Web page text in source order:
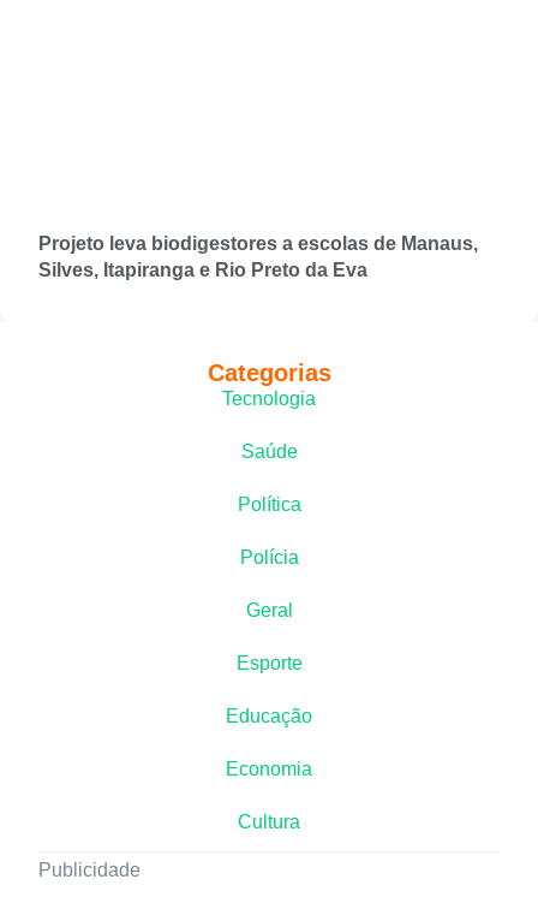
Projeto leva biodigestores a escolas de Manaus,
Silves, Itapiranga e Rio Preto da Eva
Categorias
Tecnologia
Saúde
Política
Polícia
Geral
Esporte
Educação
Economia
Cultura
Publicidade